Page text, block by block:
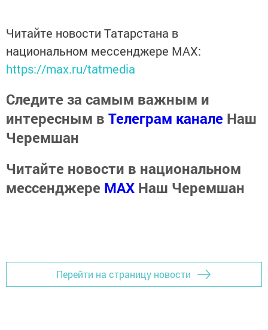
Читайте новости Татарстана в
национальном мессенджере MАХ:
https://max.ru/tatmedia
Следите за самым важным и
интересным в Телеграм канале Наш
Черемшан
Читайте новости в национальном
мессенджере MАХ Наш Черемшан
Перейти на страницу новости